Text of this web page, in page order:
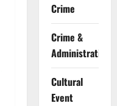
Crime
Crime &
Administration
Cultural
Event